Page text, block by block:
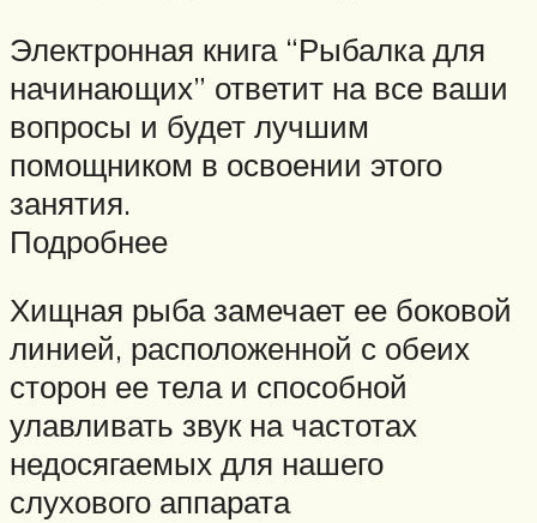
Электронная книга “Рыбалка для
начинающих” ответит на все ваши
вопросы и будет лучшим
помощником в освоении этого
занятия.
Подробнее
Хищная рыба замечает ее боковой
линией, расположенной с обеих
сторон ее тела и способной
улавливать звук на частотах
недосягаемых для нашего
слухового аппарата